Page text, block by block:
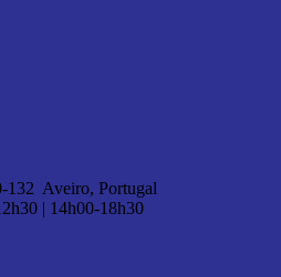
132 Aveiro, Portugal
| 14h00-18h30